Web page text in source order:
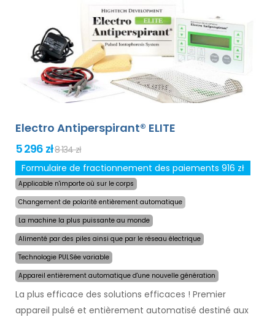
Electro Antiperspirant® ELITE
5 296 zł8 134 zł
Formulaire de fractionnement des paiements 916 zł
Applicable n'importe où sur le corps
Changement de polarité entièrement automatique
La machine la plus puissante au monde
Alimenté par des piles ainsi que par le réseau électrique
Technologie PULSée variable
Appareil entièrement automatique d'une nouvelle génération
La plus efficace des solutions efficaces ! Premier
appareil pulsé et entièrement automatisé destiné aux